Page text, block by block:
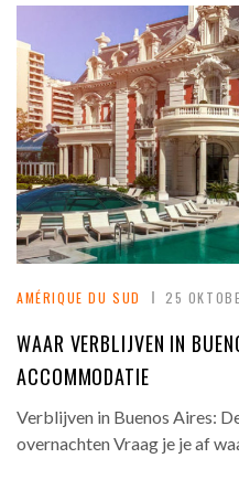
AMÉRIQUE DU SUD 25
WAAR VERBLIJVEN IN
ACCOMMODATIE
Verblijven in Buenos Aires:
overnachten Vraag je je af